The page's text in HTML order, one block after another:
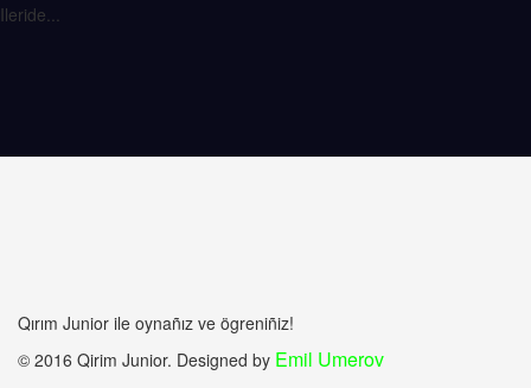
Ileride...
Qırım Junior ile oynañız ve ögreniñiz!
© 2016 Qirim Junior. Designed by Emil Umerov